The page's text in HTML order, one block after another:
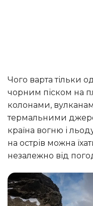
чого варта тільки одна Ісландія з її водоспадами,
чорним піском на
колонами,
термальними
країна вогню і
на острів можна
незалежно від